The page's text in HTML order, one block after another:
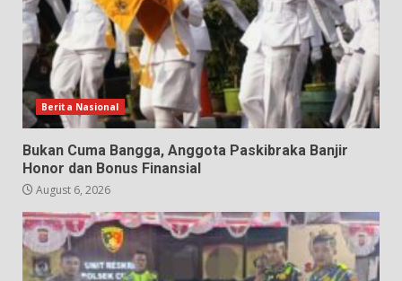
Berita Nasional
Bukan Cuma Bangga, Anggota Paskibraka Banjir
Honor dan Bonus Finansial
August 6, 2026